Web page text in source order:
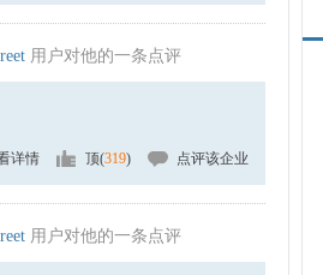
用户对他的一条点评
详情 顶(319) 点评该企业
用户对他的一条点评